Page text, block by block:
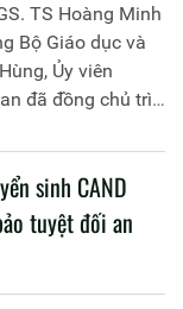
TS Hoàng Minh
Bộ Giáo dục và
Ủy viên
đã đồng chủ trì
của lực lượng
sinh CAND
tuyệt đối an